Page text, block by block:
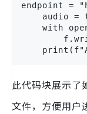
endpoint =
audio =
with
此代码块展示了
文件，方便用户